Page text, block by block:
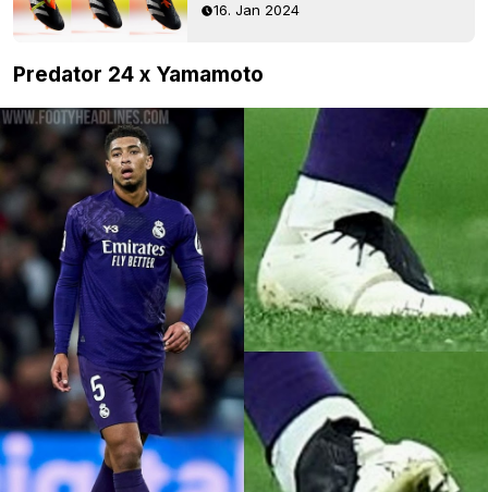
16. Jan 2024
Predator 24 x Yamamoto